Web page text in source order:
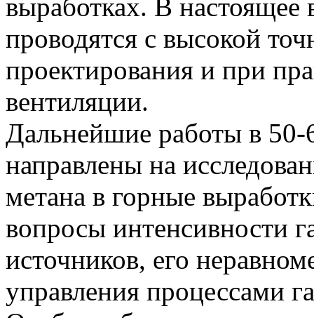
выработках. В настоящее
проводятся с высокой
проектирования и при
вентиляции.
Дальнейшие работы в
направлены на
метана в горные
вопросы интенсивности
источников, его
управления процессами